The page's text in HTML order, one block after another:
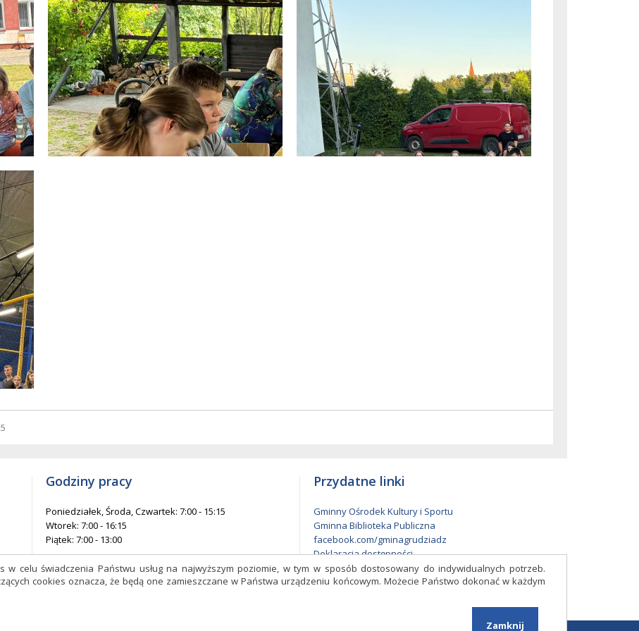
celu świadczenia Państwu usług na najwyższym poziomie, w tym w sposób dostosowany do indywidualnych potrzeb.
cookies oznacza, że będą one zamieszczane w Państwa urządzeniu końcowym. Możecie Państwo dokonać w każdym
Zamknij
Godziny pracy
Poniedziałek, Środa, Czwartek: 7:00 - 15:15
Wtorek: 7:00 - 16:15
Piątek: 7:00 - 13:00
Przydatne linki
Gminny Ośrodek Kultury i Sportu
Gminna Biblioteka Publiczna
facebook.com/gminagrudziadz
Deklaracja dostępności